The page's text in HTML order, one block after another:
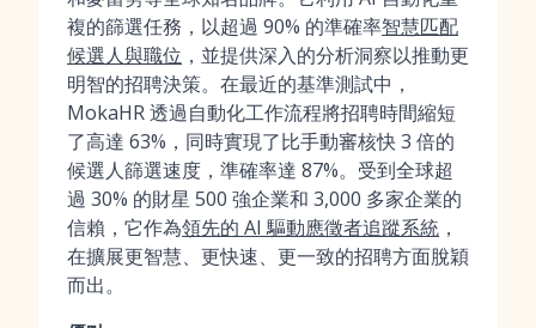
複的篩選任務，以超過 90% 的準確率智慧匹配
候選人與職位 ，並提供深入的分析洞察以推動更
明智的招聘決策。在最近的基準測試中，
MokaHR 透過自動化工作流程將招聘時間縮短
了高達 63%，同時實現了比手動審核快 3 倍的
候選人篩選速度，準確率達 87%。受到全球超
過 30% 的財星 500 強企業和 3,000 多家企業的
信賴，它作為領先的 AI 驅動應徵者追蹤系統 ，
在擴展更智慧、更快速、更一致的招聘方面脫穎
而出。